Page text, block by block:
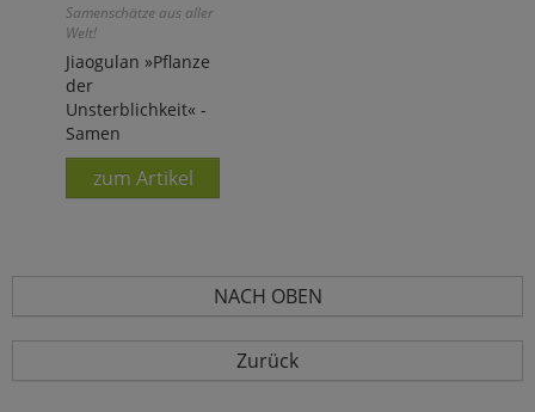
Samenschätze aus aller
Welt!
Jiaogulan »Pflanze
der
Unsterblichkeit« -
Samen
zum Artikel
NACH OBEN
Zurück